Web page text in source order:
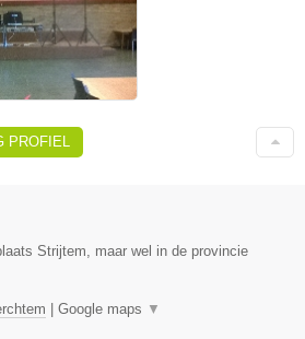
Strijtem, maar wel in de provincie
Google maps ▼